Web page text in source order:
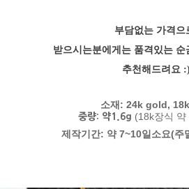
부담없는 가격으
받으시는분에게는 품격있는 순
추천해드려요 :)
소재: 24k gold,
중량: 약1.6g (18k장식
제작기간: 약 7~10일소요(주